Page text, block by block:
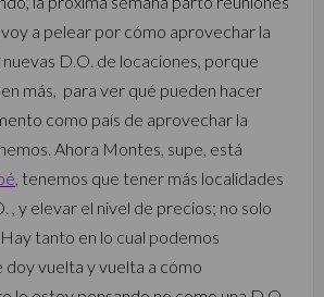
voy a pelear por cómo aprovechar la
D.O. de locaciones, porque
más, para ver qué pueden hacer
como país de aprovechar la
Ahora Montes, supe, está
, tenemos que tener más localidades
, y elevar el nivel de precios; no solo
tanto en lo cual podemos
doy vuelta y vuelta a cómo